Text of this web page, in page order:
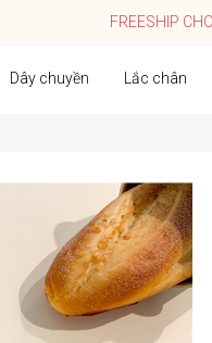
FREESHIP
Dây chuyền Lắc chân